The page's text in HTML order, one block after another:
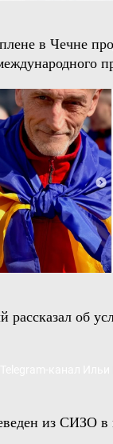
в Чечне
об
из СИЗО в